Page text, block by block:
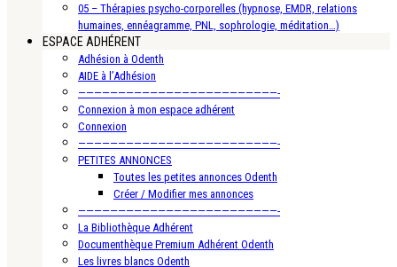
05 – Thérapies psycho-corporelles (hypnose, EMDR, relations
humaines, ennéagramme, PNL, sophrologie, méditation…)
ESPACE ADHÉRENT
Adhésion à Odenth
AIDE à l’Adhésion
—————————————————————————-
Connexion à mon espace adhérent
Connexion
—————————————————————————-
PETITES ANNONCES
Toutes les petites annonces Odenth
Créer / Modifier mes annonces
—————————————————————————-
La Bibliothèque Adhérent
Documenthèque Premium Adhérent Odenth
Les livres blancs Odenth